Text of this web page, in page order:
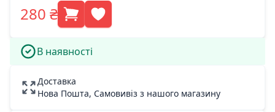
280 ₴
В наявності
Доставка
Нова Пошта, Самовивіз з нашого магазину